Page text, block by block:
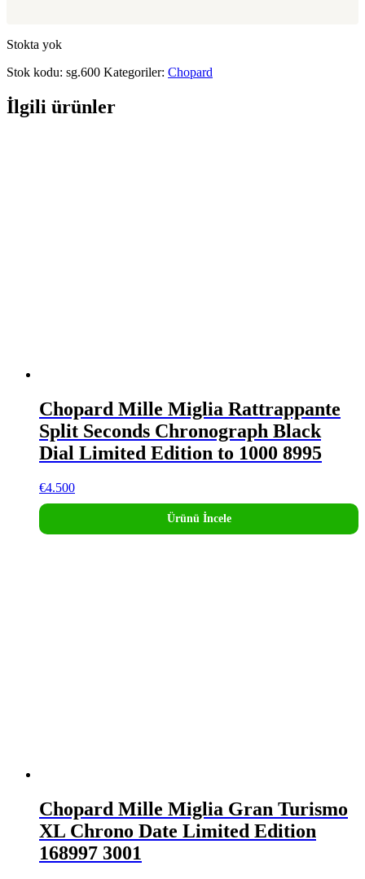
Stokta yok
Stok kodu: sg.600 Kategoriler: Chopard
İlgili ürünler
Chopard Mille Miglia Rattrappante
Split Seconds Chronograph Black
Dial Limited Edition to 1000 8995
€4.500
Ürünü İncele
Chopard Mille Miglia Gran Turismo
XL Chrono Date Limited Edition
168997 3001